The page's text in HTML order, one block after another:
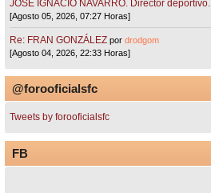
JOSÉ IGNACIO NAVARRO. Director deportivo.
[Agosto 05, 2026, 07:27 Horas]
Re: FRAN GONZÁLEZ pordrodgom
[Agosto 04, 2026, 22:33 Horas]
@forooficialsfc
Tweets by forooficialsfc
FB